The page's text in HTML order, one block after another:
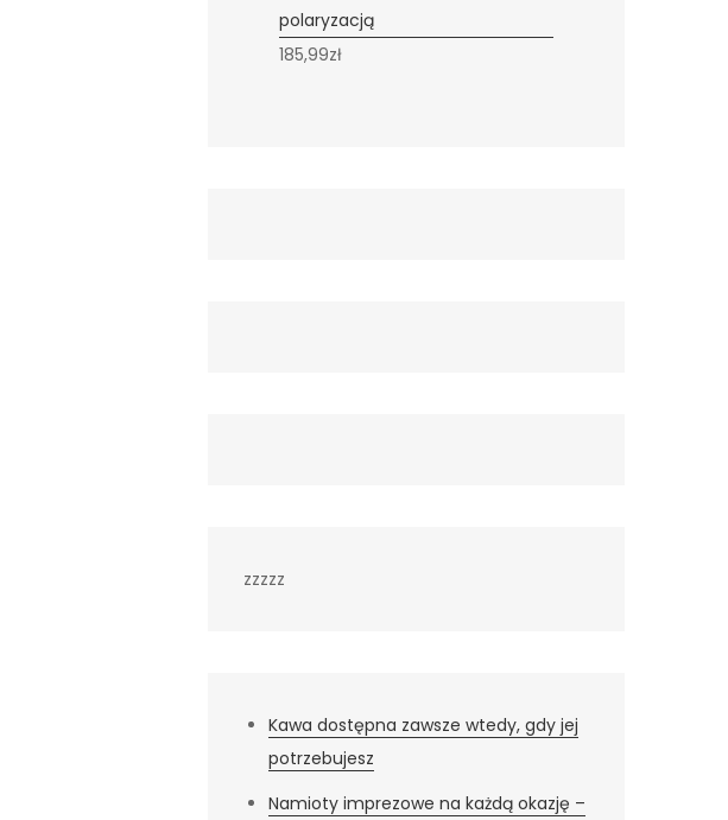
polaryzacją
185,99zł
zzzzz
Kawa dostępna zawsze wtedy, gdy jej
potrzebujesz
Namioty imprezowe na każdą okazję –